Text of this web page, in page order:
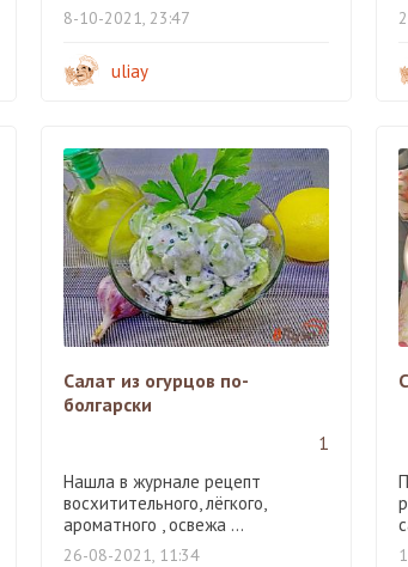
8-10-2021, 23:47
uliay
Салат из огурцов по-
болгарски
1
Нашла в журнале рецепт
восхитительного, лёгкого,
ароматного , освежа ...
26-08-2021, 11:34